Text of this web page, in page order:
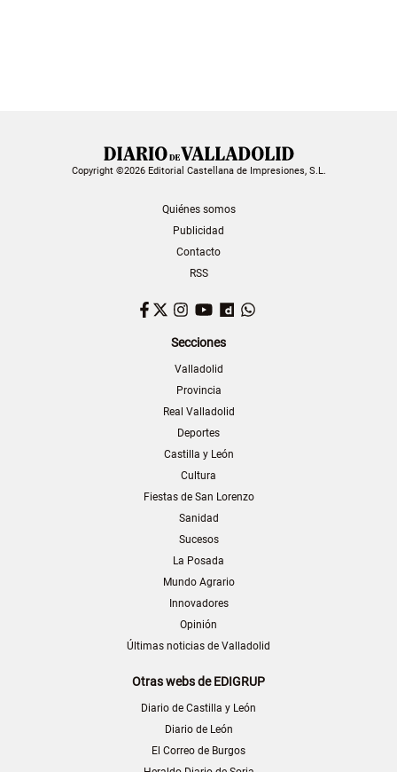
Copyright ©2026 Editorial Castellana de Impresiones, S.L.
Quiénes somos
Publicidad
Contacto
RSS
Facebook
TwitterInstagram
YouTubeDailymotion
Secciones
Valladolid
Provincia
Real Valladolid
Deportes
Castilla y León
Cultura
Fiestas de San Lorenzo
Sanidad
Sucesos
La Posada
Mundo Agrario
Innovadores
Opinión
Últimas noticias de Valladolid
Otras webs de EDIGRUP
Diario de Castilla y León
Diario de León
El Correo de Burgos